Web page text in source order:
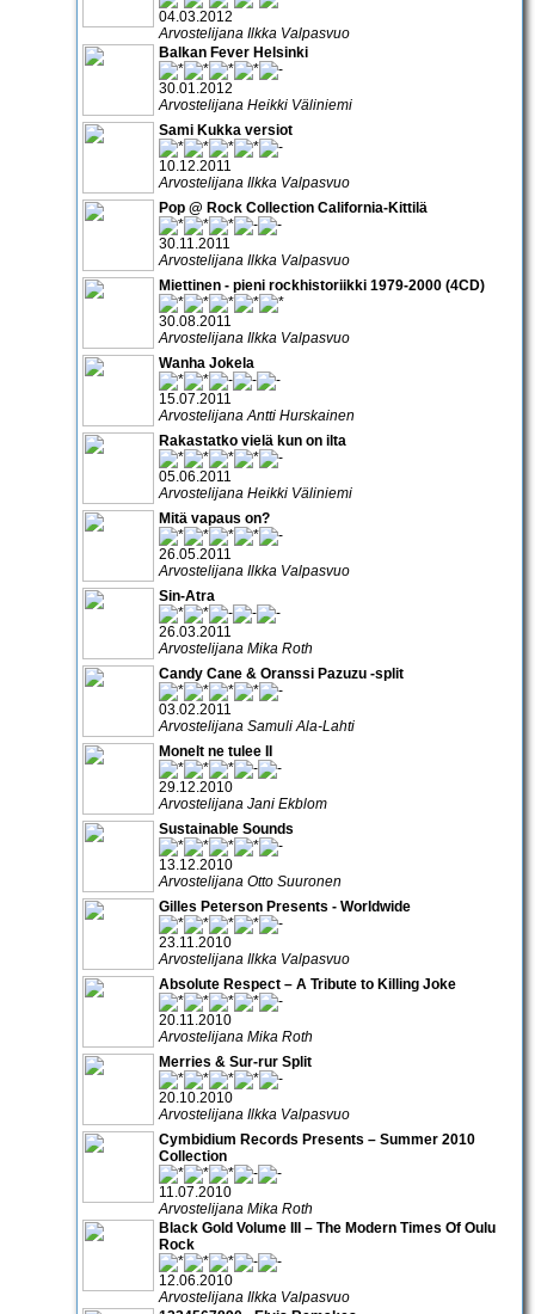
04.03.2012
Arvostelijana Ilkka Valpasvuo
Balkan Fever Helsinki
30.01.2012
Arvostelijana Heikki Väliniemi
Sami Kukka versiot
10.12.2011
Arvostelijana Ilkka Valpasvuo
Pop @ Rock Collection California-Kittilä
30.11.2011
Arvostelijana Ilkka Valpasvuo
Miettinen - pieni rockhistoriikki 1979-2000 (4CD)
30.08.2011
Arvostelijana Ilkka Valpasvuo
Wanha Jokela
15.07.2011
Arvostelijana Antti Hurskainen
Rakastatko vielä kun on ilta
05.06.2011
Arvostelijana Heikki Väliniemi
Mitä vapaus on?
26.05.2011
Arvostelijana Ilkka Valpasvuo
Sin-Atra
26.03.2011
Arvostelijana Mika Roth
Candy Cane & Oranssi Pazuzu -split
03.02.2011
Arvostelijana Samuli Ala-Lahti
Monelt ne tulee II
29.12.2010
Arvostelijana Jani Ekblom
Sustainable Sounds
13.12.2010
Arvostelijana Otto Suuronen
Gilles Peterson Presents - Worldwide
23.11.2010
Arvostelijana Ilkka Valpasvuo
Absolute Respect – A Tribute to Killing Joke
20.11.2010
Arvostelijana Mika Roth
Merries & Sur-rur Split
20.10.2010
Arvostelijana Ilkka Valpasvuo
Cymbidium Records Presents – Summer 2010
Collection
11.07.2010
Arvostelijana Mika Roth
Black Gold Volume III – The Modern Times Of Oulu
Rock
12.06.2010
Arvostelijana Ilkka Valpasvuo